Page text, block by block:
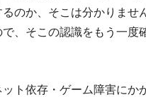
のか、そこは分かりませ
、そこの認識をもう一度
ト依存・ゲーム障害にか